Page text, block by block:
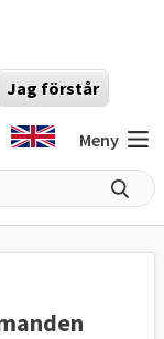
Jag förstår
Meny